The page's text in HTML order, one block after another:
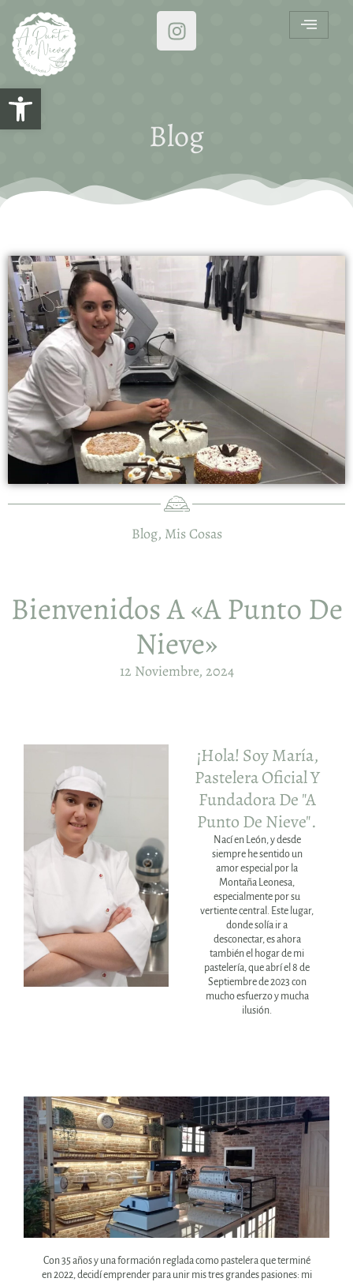
Abrir barra de herramientas
Blog
Blog, Mis Cosas
Bienvenidos A «A Punto De
Nieve»
12 Noviembre, 2024
¡Hola! Soy María,
Pastelera Oficial Y
Fundadora De "A
Punto De Nieve".
Nací en León, y desde
siempre he sentido un
amor especial por la
Montaña Leonesa,
especialmente por su
vertiente central. Este lugar,
donde solía ir a
desconectar, es ahora
también el hogar de mi
pastelería, que abrí el 8 de
Septiembre de 2023 con
mucho esfuerzo y mucha
ilusión.
Con 35 años y una formación reglada como pastelera que terminé
en 2022, decidí emprender para unir mis tres grandes pasiones: mi